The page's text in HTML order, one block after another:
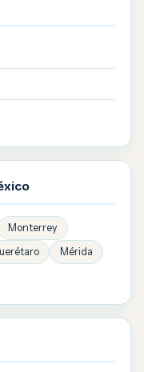
Monterrey
Mérida